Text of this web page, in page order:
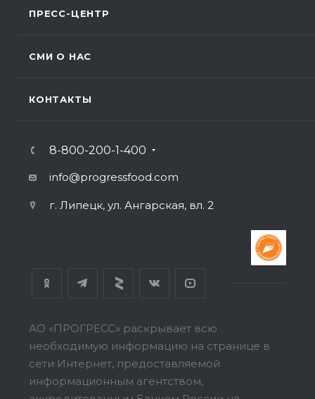
ПРЕСС-ЦЕНТР
СМИ О НАС
КОНТАКТЫ
8-800-200-1-400
info@progressfood.com
г. Липецк, ул. Ангарская, вл. 2
АО «ПРОГРЕСС» раскрывает всю
необходимую информацию на странице в
сети Интернет, предоставляемой
информационным агентством,